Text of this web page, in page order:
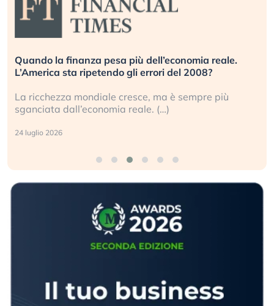
Quando la finanza pesa più dell’economia reale.
L’America sta ripetendo gli errori del 2008?
La ricchezza mondiale cresce, ma è sempre più
sganciata dall’economia reale. (…)
24 luglio 2026